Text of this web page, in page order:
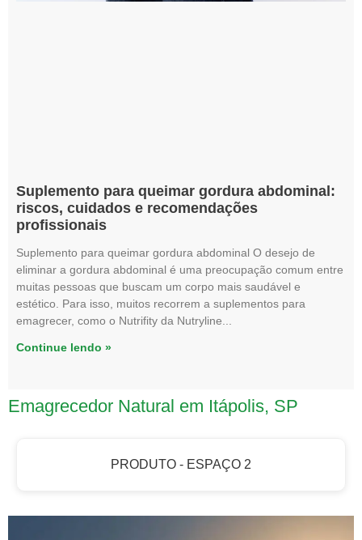
Suplemento para queimar gordura abdominal:
riscos, cuidados e recomendações
profissionais
Suplemento para queimar gordura abdominal O desejo de
eliminar a gordura abdominal é uma preocupação comum entre
muitas pessoas que buscam um corpo mais saudável e
estético. Para isso, muitos recorrem a suplementos para
emagrecer, como o Nutrifity da Nutryline
Continue lendo »
Emagrecedor Natural em Itápolis, SP
PRODUTO - ESPAÇO 2